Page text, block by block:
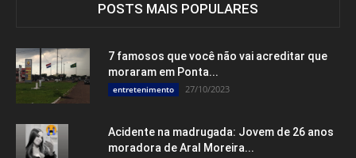
POSTS MAIS POPULARES
7 famosos que você não vai acreditar que
moraram em Ponta...
entretenimento 27/10/2023
Acidente na madrugada: Jovem de 26 anos
moradora de Aral Moreira...